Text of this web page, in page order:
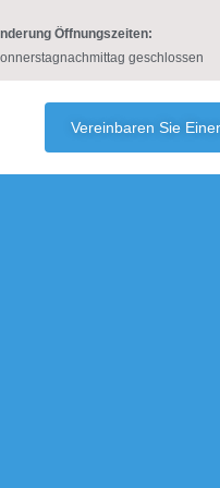
Öffnungszeiten:
geschlossen
Vereinbaren Sie